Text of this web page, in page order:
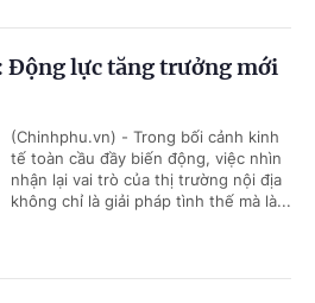
lực tăng trưởng mới
(Chinhphu.vn) - Trong bối cảnh kinh
tế toàn cầu đầy biến động, việc nhìn
nhận lại vai trò của thị trường nội địa
không chỉ là giải pháp tình thế mà là...